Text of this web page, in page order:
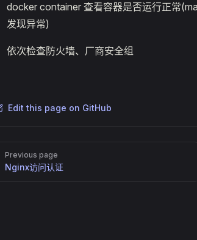
docker container 查看容器是否运行正常
发现异常)
依次检查防火墙、厂商安全组
Edit this page on GitHub
Pager
Previous page
Nginx访问认证